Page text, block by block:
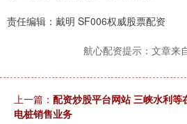
责任编辑：戴明 SF006权威股票配资
航心配资提示：文章来
上一篇： 配资炒股平台网站 三峡水利等
电桩销售业务